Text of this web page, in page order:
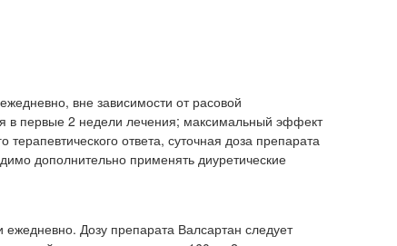
вне зависимости от расовой
в первые 2 недели лечения; максимальный эффект
ответа, суточная доза препарата
дополнительно применять диуретические
Дозу препарата Валсартан следует